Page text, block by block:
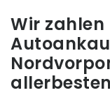
Wir